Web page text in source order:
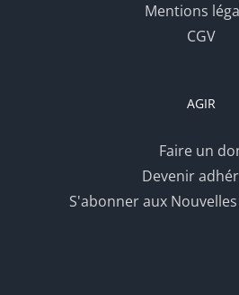
Mentions
CGV
AGIR
Faire un
Devenir
S'abonner aux